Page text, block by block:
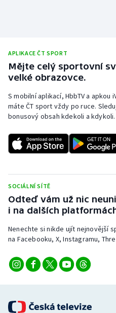
APLIKACE ČT SPORT
Mějte celý sportovní
velké obrazovce.
S mobilní aplikací, HbbTV a
máte ČT sport vždy po ruce.
bonusový obsah kdekoli a kdykoli.
SOCIÁLNÍ SÍTĚ
Odteď vám už nic
i na dalších
Nenechte si nikde ujít nejnovější
na Facebooku, X, Instagramu,